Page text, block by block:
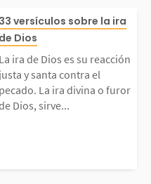
ins
Dio
Dios. La
Dios da es
pron
un gr
ira de Dios
justa y
el
sirve para
33 versículos sobre la ira
de Dios
La ira de Dios es su reacción
justa y santa contra el
pecado. La ira divina o furor
Dios, sirve...